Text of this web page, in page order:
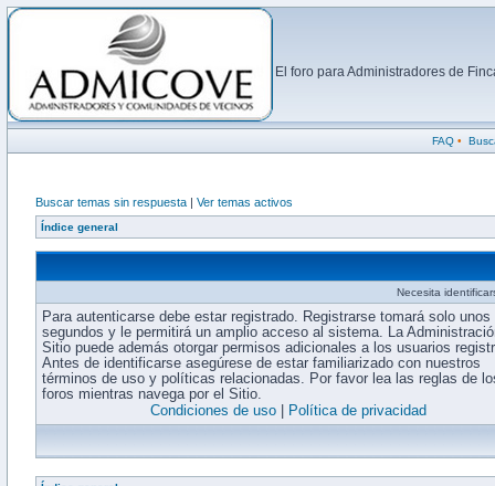
El foro para Administradores de
FAQ•
Buscar temas sin respuesta | Ver temas activos
Índice general
Necesita
Para autenticarse debe estar registrado. Registrarse tomará solo unos
segundos y le permitirá un amplio acceso al sistema. La
Sitio puede además otorgar permisos adicionales a los usuarios
Antes de identificarse asegúrese de estar familiarizado con nuestros
términos de uso y políticas relacionadas. Por favor lea las reglas de
foros mientras navega por el Sitio.
Condiciones de uso
Política de privacidad